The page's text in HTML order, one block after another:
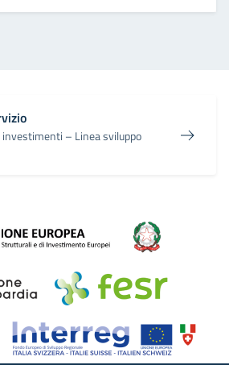
investimenti – Linea sviluppo